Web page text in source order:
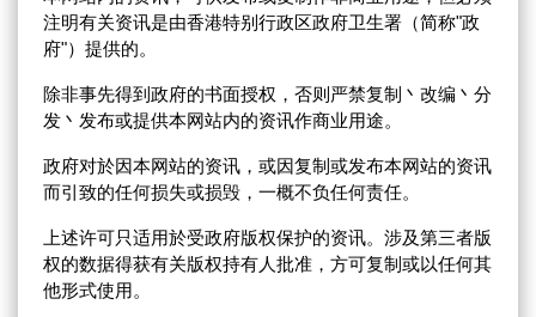
注明有关资讯是由香港特别行政区政府卫生署（简称"政
府"）提供的。
除非事先得到政府的书面授权，否则严禁复制丶改编丶分
发丶发布或提供本网站内的资讯作商业用途。
政府对於因本网站的资讯，或因复制或发布本网站的资讯
而引致的任何损失或损毁，一概不负任何责任。
上述许可只适用於受政府版权保护的资讯。涉及第三者版
权的数据得获有关版权持有人批准，方可复制或以任何其
他形式使用。